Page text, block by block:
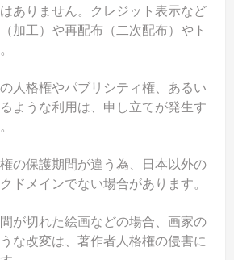
ありません。クレジット表示など
加工）や再配布（二次配布）やト
人格権やパブリシティ権、あるい
ような利用は、申し立てが発生す
の保護期間が違う為、日本以外の
ドメインでない場合があります。
が切れた絵画などの場合、画家の
な改変は、著作者人格権の侵害に